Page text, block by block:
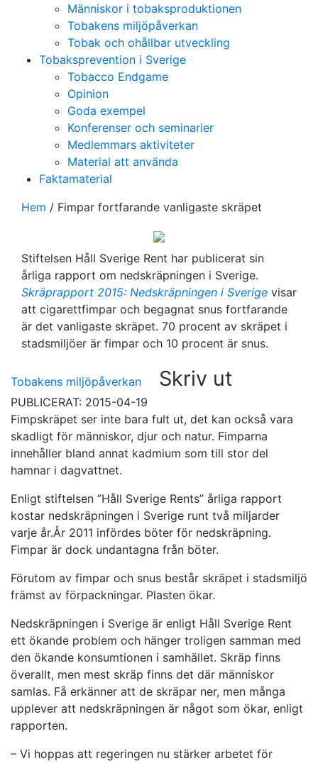
Människor i tobaksproduktionen
Tobakens miljöpåverkan
Tobak och ohållbar utveckling
Tobaksprevention i Sverige
Tobacco Endgame
Opinion
Goda exempel
Konferenser och seminarier
Medlemmars aktiviteter
Material att använda
Faktamaterial
Hem / Fimpar fortfarande vanligaste skräpet
Stiftelsen Håll Sverige Rent har publicerat sin
årliga rapport om nedskräpningen i Sverige.
Skräprapport 2015: Nedskräpningen i Sverige visar
att cigarettfimpar och begagnat snus fortfarande
är det vanligaste skräpet. 70 procent av skräpet i
stadsmiljöer är fimpar och 10 procent är snus.
Tobakens miljöpåverkan Skriv ut
PUBLICERAT: 2015-04-19
Fimpskräpet ser inte bara fult ut, det kan också vara
skadligt för människor, djur och natur. Fimparna
innehåller bland annat kadmium som till stor del
hamnar i dagvattnet.
Enligt stiftelsen ”Håll Sverige Rents” årliga rapport
kostar nedskräpningen i Sverige runt två miljarder
varje år.År 2011 infördes böter för nedskräpning.
Fimpar är dock undantagna från böter.
Förutom av fimpar och snus består skräpet i stadsmiljö
främst av förpackningar. Plasten ökar.
Nedskräpningen i Sverige är enligt Håll Sverige Rent
ett ökande problem och hänger troligen samman med
den ökande konsumtionen i samhället. Skräp finns
överallt, men mest skräp finns det där människor
samlas. Få erkänner att de skräpar ner, men många
upplever att nedskräpningen är något som ökar, enligt
rapporten.
– Vi hoppas att regeringen nu stärker arbetet för